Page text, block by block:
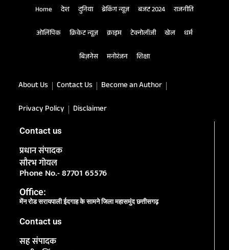
Home देश दुनिया ब्रेकिंग न्यूज़ बजट 2024 राजनीति
ओलिंपिक क्रिकेट न्यूज़ क्राइम टेक्नोलॉजी खेल धर्म
बिज़नेस मनोरंजन शिक्षा
About Us Contact Us
Become an Author
Privacy Policy
Disclaimer
Contact us
प्रधान संपादक
सौरभ गोयल
Phone No.- 87701 65576
Office:
मेंन रोड सरायपाली ईदगाह के सामने जिला महासमुंद छत्तीसगढ़
Contact us
सह संपादक